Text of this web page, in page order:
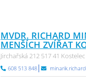
MVDR. RICHARD
MENŠÍCH ZVÍŘAT
Jirchařská 212 517 41
608 513 848